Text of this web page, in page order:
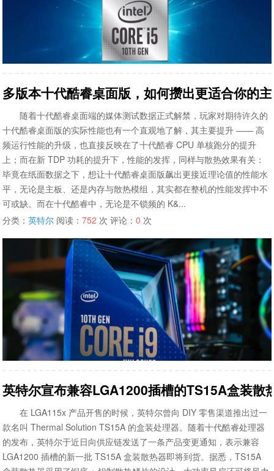
多版本十代酷睿桌面版，如何攒出更适合你的
随着十代酷睿桌面端的媒体测试数据正式解禁，玩家对期待许久的
十代酷睿桌面版的实际性能也有一个直观地了解，其主要提升 —— 高
频运行性能的升级，也直接反映在了十代酷睿 CPU 单核跑分的提升
上；而在新 TDP 功耗的提升下，性能的发挥，同样与散热效果有关：
毕竟在纸面数据之下，想让十代酷睿桌面版飙出更接近理论值的性能水
平，无论是主板、还是内存与散热模组，其实都在整机的性能发挥中不
可或缺。而在十代酷睿中，无论是不锁频的 K&...
分类：英特尔 阅读：752 次 评论：0 次
英特尔宣布兼容LGA1200插槽的TS15A盒装散
在 LGA115x 产品开售的时候，英特尔曾向 DIY 零售渠道推出过一
款名叫 Thermal Solution TS15A 的盒装处理器。随着十代酷睿处理器
的发布，英特尔于近日向供应链发送了一条产品变更通知，表示兼容
LGA1200 插槽的新一批 TS15A 盒装散热器即将到货。据悉，TS15A